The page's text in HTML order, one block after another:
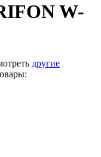
W-
другие